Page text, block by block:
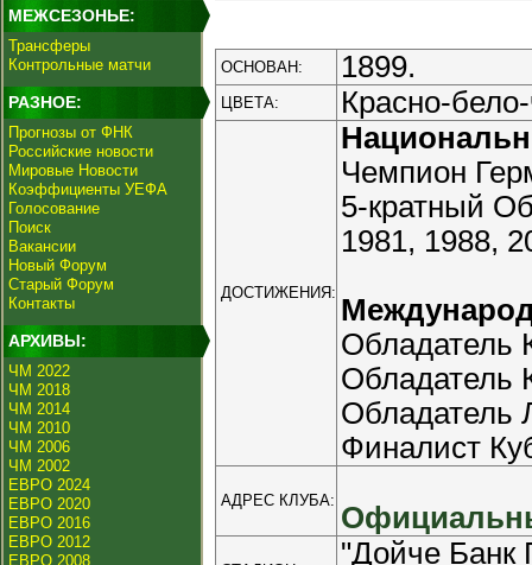
МЕЖСЕЗОНЬЕ:
Трансферы
Контрольные матчи
РАЗНОЕ:
Прогнозы от ФНК
Российские новости
Мировые Новости
Коэффициенты УЕФА
Голосование
Поиск
Вакансии
Новый Форум
Старый Форум
Контакты
АРХИВЫ:
ЧМ 2022
ЧМ 2018
ЧМ 2014
ЧМ 2010
ЧМ 2006
ЧМ 2002
ЕВРО 2024
ЕВРО 2020
ЕВРО 2016
ЕВРО 2012
ЕВРО 2008
ОСНОВАН: 1899.
ЦВЕТА: Красно-
ДОСТИЖЕНИЯ:
Чемпион
5-кратный
1981, 1988,
Обладатель
Обладатель
Обладатель
Финалист
АДРЕС КЛУБА:
"Дойче Банк